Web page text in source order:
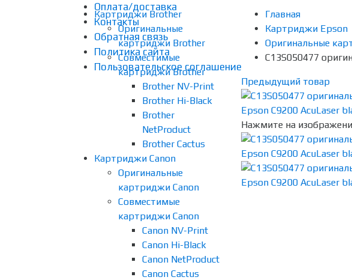
Оплата/доставка
Контакты
Обратная связь
Политика сайта
Пользовательское соглашение
Картриджи Brother
Оригинальные
картриджи Brother
Совместимые
картриджи Brother
Brother NV-Print
Brother Hi-Black
Brother
NetProduct
Brother Cactus
Картриджи Canon
Оригинальные
картриджи Canon
Совместимые
картриджи Canon
Canon NV-Print
Canon Hi-Black
Canon NetProduct
Canon Cactus
Главная
Картриджи Epson
Оригинальные
C13S050477
Предыдущий товар
Нажмите на